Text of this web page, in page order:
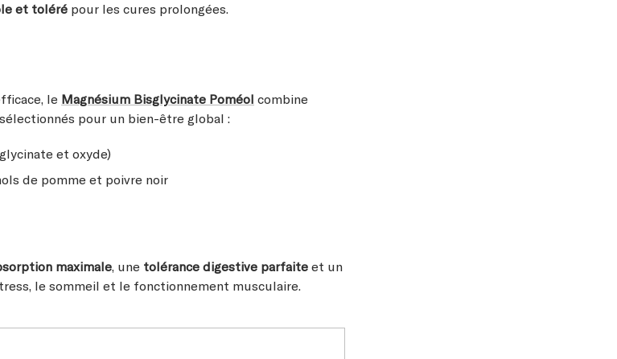
et toléré pour les cures prolongées.
le Magnésium Bisglycinate Poméol combine
pour un bien-être global :
et oxyde)
de pomme et poivre noir
maximale, une tolérance digestive parfaite et un
le sommeil et le fonctionnement musculaire.